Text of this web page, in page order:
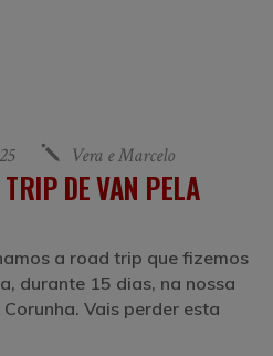
Vera e Marcelo
DE VAN PELA
a road trip que fizemos
durante 15 dias, na nossa
Vais perder esta